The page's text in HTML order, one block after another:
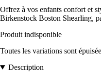
Offrez à vos enfants confort et
Birkenstock Boston Shearling,
Produit indisponible
Toutes les variations sont
Description